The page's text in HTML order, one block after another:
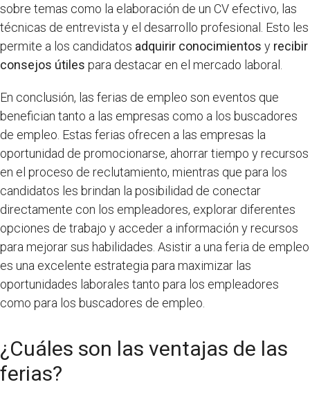
sobre temas como la elaboración de un CV efectivo, las
técnicas de entrevista y el desarrollo profesional. Esto les
permite a los candidatos adquirir conocimientos y recibir
consejos útiles para destacar en el mercado laboral.
En conclusión, las ferias de empleo son eventos que
benefician tanto a las empresas como a los buscadores
de empleo. Estas ferias ofrecen a las empresas la
oportunidad de promocionarse, ahorrar tiempo y recursos
en el proceso de reclutamiento, mientras que para los
candidatos les brindan la posibilidad de conectar
directamente con los empleadores, explorar diferentes
opciones de trabajo y acceder a información y recursos
para mejorar sus habilidades. Asistir a una feria de empleo
es una excelente estrategia para maximizar las
oportunidades laborales tanto para los empleadores
como para los buscadores de empleo.
¿Cuáles son las ventajas de las
ferias?